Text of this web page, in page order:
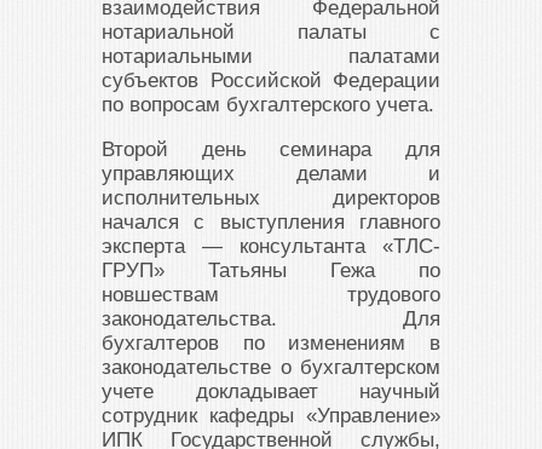
взаимодействия Федеральной
нотариальной палаты с
нотариальными палатами
субъектов Российской Федерации
по вопросам бухгалтерского учета.
Второй день семинара для
управляющих делами и
исполнительных директоров
начался с выступления главного
эксперта — консультанта «ТЛС-
ГРУП» Татьяны Гежа по
новшествам трудового
законодательства. Для
бухгалтеров по изменениям в
законодательстве о бухгалтерском
учете докладывает научный
сотрудник кафедры «Управление»
ИПК Государственной службы,